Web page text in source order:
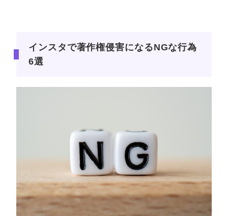
インスタで著作権侵害になるNGな行為
6選